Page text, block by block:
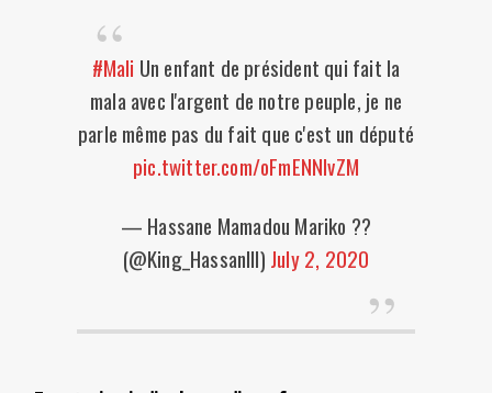
#Mali Un enfant de président qui fait la
mala avec l'argent de notre peuple, je ne
parle même pas du fait que c'est un député
pic.twitter.com/oFmENNlvZM
— Hassane Mamadou Mariko ??
(@King_HassanIII) July 2, 2020